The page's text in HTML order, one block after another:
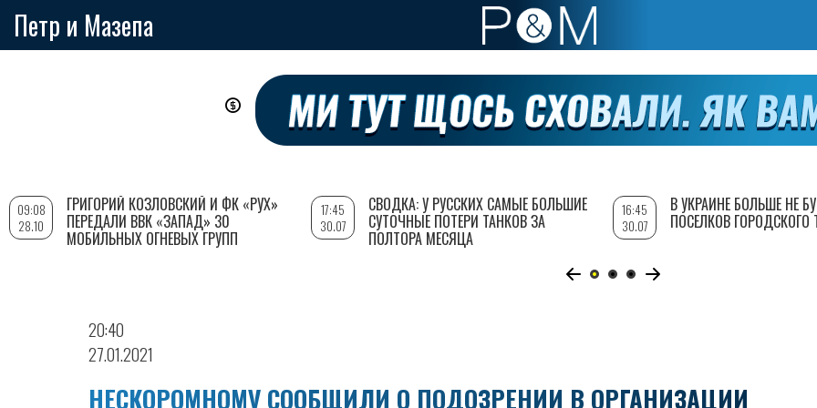
Петр и Мазепа
20:40
27.01.2021
НЕСКОРОМНОМУ СООБЩИЛИ О ПОДОЗРЕНИИ В ОРГАНИЗАЦИИ
09:08
28.10
ГРИГОРИЙ КОЗЛОВСКИЙ И ФК «РУХ»
ПЕРЕДАЛИ ВВК «ЗАПАД» 30
МОБИЛЬНЫХ ОГНЕВЫХ ГРУПП
17:45
30.07
СВОДКА: У РУССКИХ САМЫЕ БОЛЬШИЕ
СУТОЧНЫЕ ПОТЕРИ ТАНКОВ ЗА
ПОЛТОРА МЕСЯЦА
16:45
30.07
В УКРАИНЕ БОЛЬШЕ НЕ
ПОСЕЛКОВ ГОРОДСКОГО